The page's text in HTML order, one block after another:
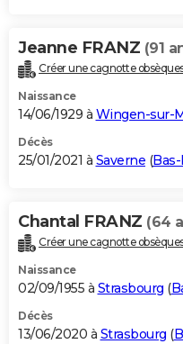
Jeanne FRANZ (91
Créer une cagnotte
Naissance
14/06/1929 à Wingen-sur-
Décès
25/01/2021 à Saverne (
Chantal FRANZ (64
Créer une cagnotte
Naissance
02/09/1955 à Strasbourg (
Décès
13/06/2020 à Strasbourg (